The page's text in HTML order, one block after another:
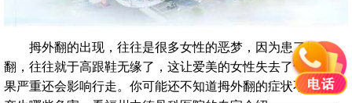
拇外翻的出现，往往是很多女性的恶梦，因为患了拇外
翻，往往就于高跟鞋无缘了，这让爱美的女性失去了气质，如
果严重还会影响行走。你可能还不知道拇外翻的症状不治疗会